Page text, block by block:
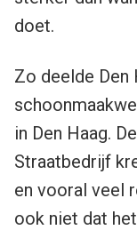
doet.
Zo deelde Den
in Den Haag.
Straatbedrijf
en vooral veel
ook niet dat